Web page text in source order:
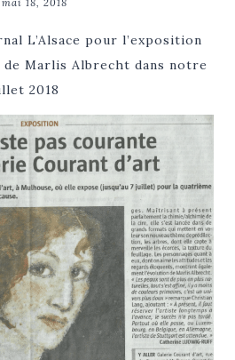
L’Alsace pour l’exposition
de Marlis Albrecht dans notre
2018